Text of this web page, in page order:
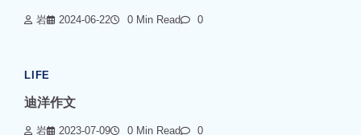
岩 2024-06-22 0 Min Read 0
LIFE
迪洋作文
岩 2023-07-09 0 Min Read 0